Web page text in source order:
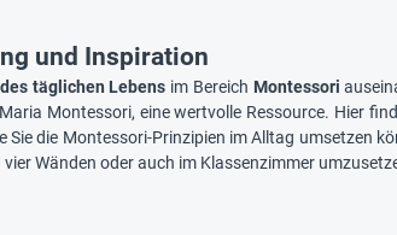
und Inspiration
täglichen Lebens im Bereich Montessori
Montessori, eine wertvolle Ressource. Hier
Sie die Montessori-Prinzipien im Alltag umsetzen
Wänden oder auch im Klassenzimmer